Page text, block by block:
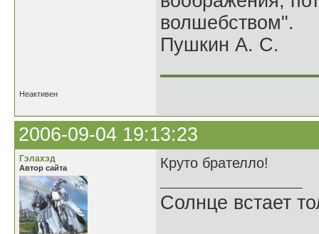
волшебством".
Пушкин А. С.
Неактивен
2006-09-04 19:13:23
Гэлахэд
Автор сайта Круто брателло!
Солнце встает